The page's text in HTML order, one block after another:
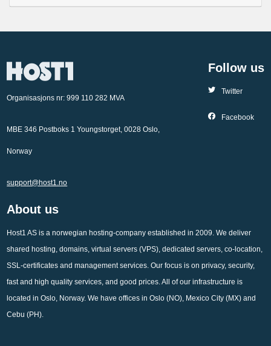
Organisasjons nr: 999 110 282 MVA
MBE 346 Postboks 1 Youngstorget, 0028 Oslo,
Norway
support@host1.no
Follow us
Twitter
Facebook
About us
Host1 AS is a norwegian hosting-company established in 2009. We deliver
shared hosting, domains, virtual servers (VPS), dedicated servers, co-location,
SSL-certificates and management services. Our focus is on privacy, security,
fast and high quality services, and good prices. All of our infrastructure is
located in Oslo, Norway. We have offices in Oslo (NO), Mexico City (MX) and
Cebu (PH).